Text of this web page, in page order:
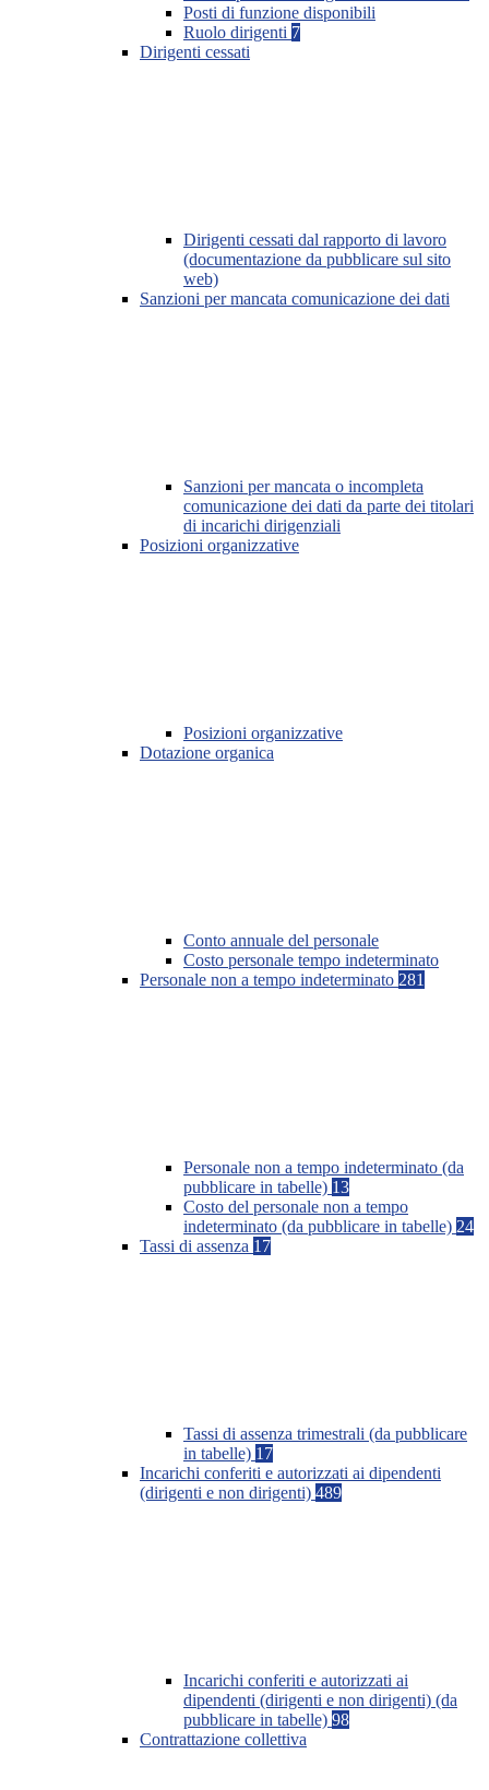
Posti di funzione disponibili
Ruolo dirigenti 7
Dirigenti cessati
Dirigenti cessati dal rapporto di lavoro
(documentazione da pubblicare sul sito
web)
Sanzioni per mancata comunicazione dei dati
Sanzioni per mancata o incompleta
comunicazione dei dati da parte dei titolari
di incarichi dirigenziali
Posizioni organizzative
Posizioni organizzative
Dotazione organica
Conto annuale del personale
Costo personale tempo indeterminato
Personale non a tempo indeterminato 281
Personale non a tempo indeterminato (da
pubblicare in tabelle) 13
Costo del personale non a tempo
indeterminato (da pubblicare in tabelle) 24
Tassi di assenza 17
Tassi di assenza trimestrali (da pubblicare
in tabelle) 17
Incarichi conferiti e autorizzati ai dipendenti
(dirigenti e non dirigenti) 489
Incarichi conferiti e autorizzati ai
dipendenti (dirigenti e non dirigenti) (da
pubblicare in tabelle) 98
Contrattazione collettiva